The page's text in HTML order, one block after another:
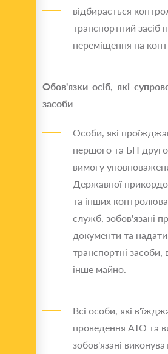
відбирається
транспортний засіб
переміщення на
Обов'язки осіб, які
засоби
Особи, які
першого та БП
вимогу
Державної
та інших
служб, зобов'язані
документи та
транспортні засоби,
інше майно.
Всі особи, які
проведення АТО та
зобов'язані